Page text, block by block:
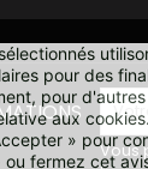
pour des
pour
aux cookies.
» pour
ou fermez cetVous